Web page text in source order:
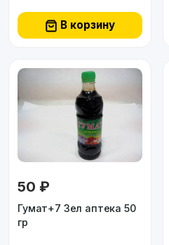
В корзину
50 ₽
Гумат+7 Зел аптека 50
гр